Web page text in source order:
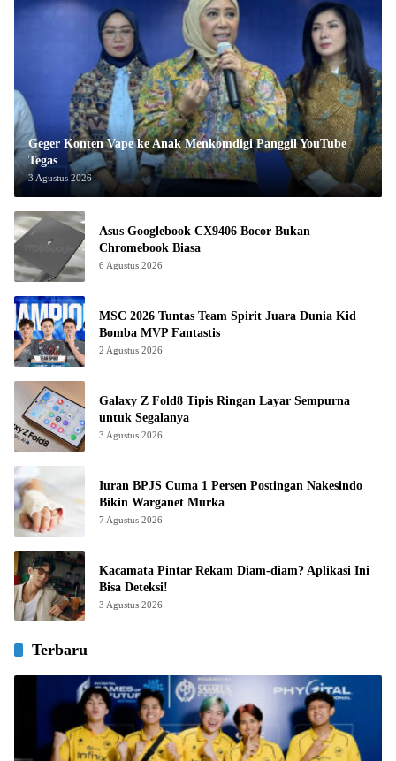
Geger Konten Vape ke Anak Menkomdigi Panggil YouTube
Tegas
3 Agustus 2026
Asus Googlebook CX9406 Bocor Bukan
Chromebook Biasa
6 Agustus 2026
MSC 2026 Tuntas Team Spirit Juara Dunia Kid
Bomba MVP Fantastis
2 Agustus 2026
Galaxy Z Fold8 Tipis Ringan Layar Sempurna
untuk Segalanya
3 Agustus 2026
Iuran BPJS Cuma 1 Persen Postingan Nakesindo
Bikin Warganet Murka
7 Agustus 2026
Kacamata Pintar Rekam Diam-diam? Aplikasi Ini
Bisa Deteksi!
3 Agustus 2026
Terbaru